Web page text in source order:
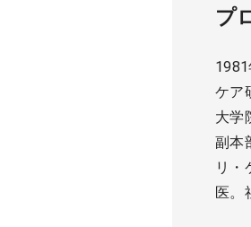
プ
ケア
大学
副本
リ・
医。